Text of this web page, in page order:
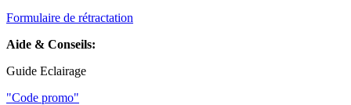
Formulaire de rétractation
Aide & Conseils:
Guide Eclairage
"Code promo"